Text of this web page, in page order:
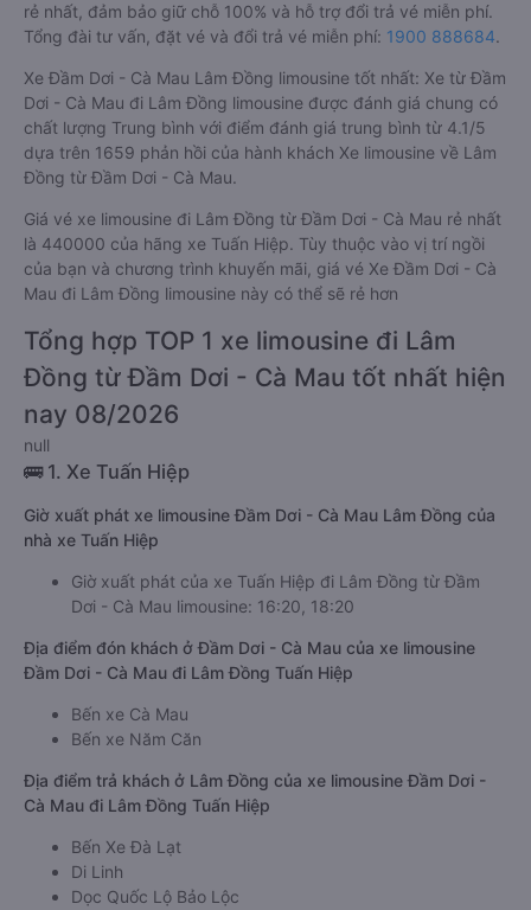
rẻ nhất, đảm bảo giữ chỗ 100% và hỗ trợ đổi trả vé miễn phí.
Tổng đài tư vấn, đặt vé và đổi trả vé miễn phí: 1900 888684.
Xe Đầm Dơi - Cà Mau Lâm Đồng limousine tốt nhất: Xe từ Đầm
Dơi - Cà Mau đi Lâm Đồng limousine được đánh giá chung có
chất lượng Trung bình với điểm đánh giá trung bình từ 4.1/5
dựa trên 1659 phản hồi của hành khách Xe limousine về Lâm
Đồng từ Đầm Dơi - Cà Mau.
Giá vé xe limousine đi Lâm Đồng từ Đầm Dơi - Cà Mau rẻ nhất
là 440000 của hãng xe Tuấn Hiệp. Tùy thuộc vào vị trí ngồi
của bạn và chương trình khuyến mãi, giá vé Xe Đầm Dơi - Cà
Mau đi Lâm Đồng limousine này có thể sẽ rẻ hơn
Tổng hợp TOP 1 xe limousine đi Lâm
Đồng từ Đầm Dơi - Cà Mau tốt nhất hiện
nay 08/2026
null
🚌 1. Xe Tuấn Hiệp
Giờ xuất phát xe limousine Đầm Dơi - Cà Mau Lâm Đồng của
nhà xe Tuấn Hiệp
Giờ xuất phát của xe Tuấn Hiệp đi Lâm Đồng từ Đầm
Dơi - Cà Mau limousine: 16:20, 18:20
Địa điểm đón khách ở Đầm Dơi - Cà Mau của xe limousine
Đầm Dơi - Cà Mau đi Lâm Đồng Tuấn Hiệp
Bến xe Cà Mau
Bến xe Năm Căn
Địa điểm trả khách ở Lâm Đồng của xe limousine Đầm Dơi -
Cà Mau đi Lâm Đồng Tuấn Hiệp
Bến Xe Đà Lạt
Di Linh
Dọc Quốc Lộ Bảo Lộc